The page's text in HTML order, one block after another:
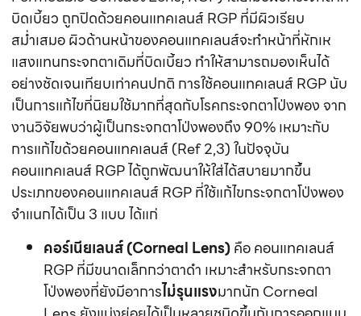
คอร์เนียเลนส์ (Corneal Lens)คือ คอนแทคเลนส์
RGP ที่มีขนาดเล็กกว่าตาดำ เหมาะสำหรับกระจกตา
โป่งพองที่ยังมีอาการไม่รุนแรงมากนัก Corneal
Lens ยังแบ่งย่อยได้เป็นหลายชนิดขึ้นกับการออกแบบ
ผิวด้านหลัง เช่น Spherical Basecurve RGP,
Aspheric BC, RoseK ฯลฯ แต่ถ้าใช้เลนส์ดังกล่าว
แล้วยังมีอาการระคายเคืองตา เลนส์หลุดง่าย เดี๋ยวมัว
เดี๋ยวชัดเนื่องจากมีฟองอากาศอยู่ใต้เลนส์ หรือเกิดรอย
แผลที่กระจกตา ฯลฯ ควรเปลี่ยนไปใช้เลนส์ที่ใหญ่ขึ้น
ภาพการใช้คอร์เนียเลนส์กับกระจกตาโป่งพอง
ส่วนที่โป่งพองออกมาจะสัมผัสกับผิวหลังของคอนแทคเลนส์
เล็กน้อย ซึ่งถ้าใส่เลนส์เป็นระยะเวลานาน มักพบว่าส่วนยอด
ของกระจกตาที่โป่งพองจะเกิดการขุ่นตัวเนื่องจากการเสียดสี
กับผิวหลังของเลนส์ทุกครั้งที่กระพริบตา